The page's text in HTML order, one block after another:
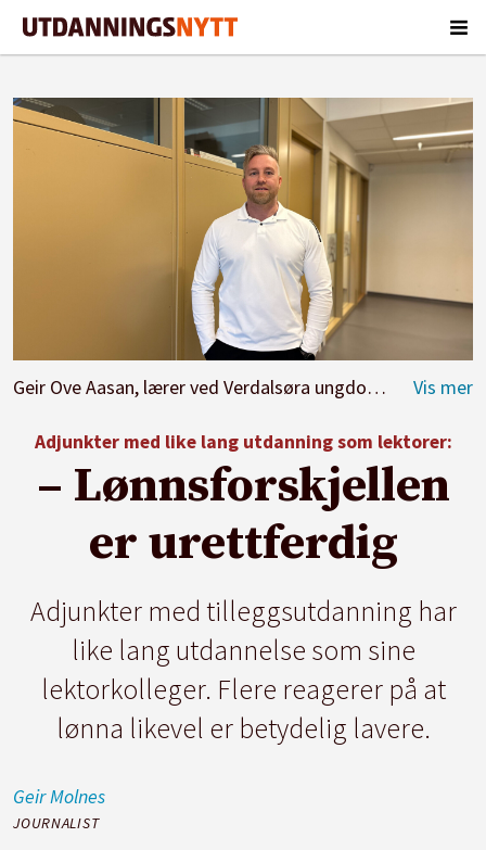
Geir Ove Aasan, lærer ved Verdalsøra ungdomskole.
Adjunkter med like lang utdanning som lektorer:
– Lønnsforskjellen
er urettferdig
Adjunkter med tilleggsutdanning har
like lang utdannelse som sine
lektorkolleger. Flere reagerer på at
lønna likevel er betydelig lavere.
GeirMolnes
JOURNALIST